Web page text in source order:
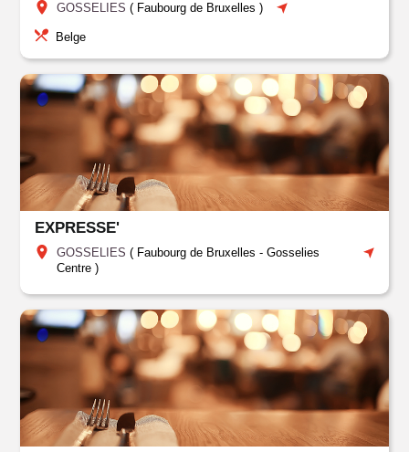
GOSSELIES ( Faubourg de Bruxelles )
Belge
EXPRESSE'
GOSSELIES ( Faubourg de Bruxelles - Gosselies
Centre )